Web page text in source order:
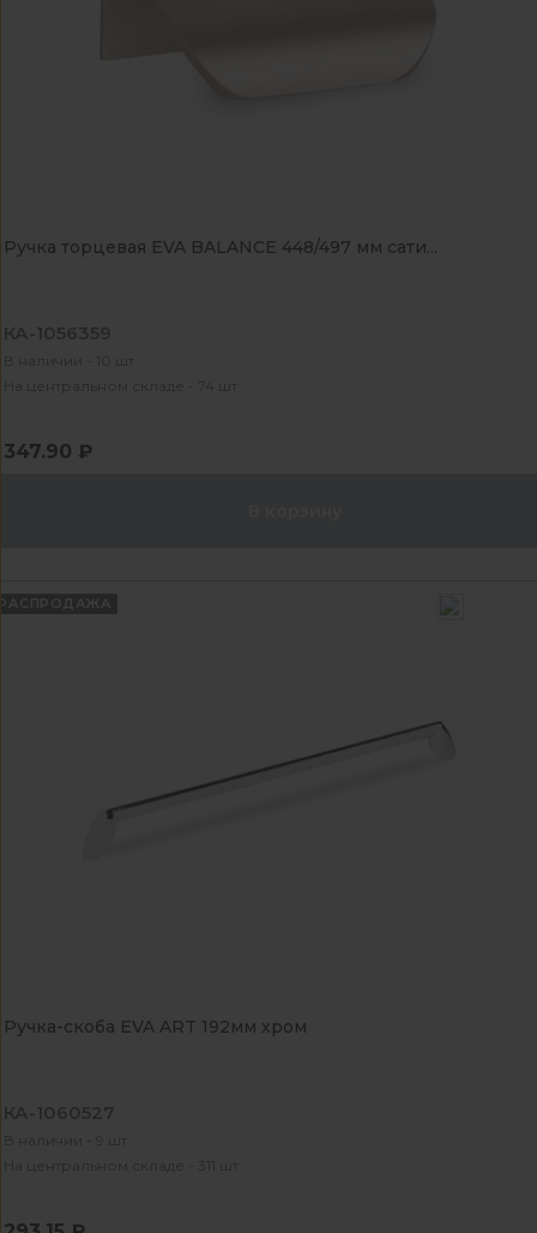
Ручка торцевая EVA BALANCE 448/497 мм сати...
КА-1056359
В наличии - 10 шт
На центральном складе - 74 шт
347.90 ₽
Ручка-скоба EVA ART 192мм хром
КА-1060527
В наличии - 9 шт
На центральном складе - 311 шт